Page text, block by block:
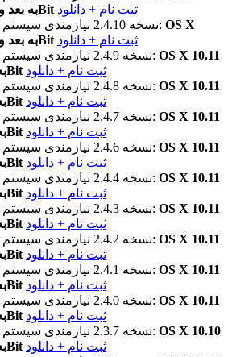
10.11 به بعد و پردازنده 64Bit ثبت نام + دانلود
نسخه 2.4.10نیازمندی سیستم: OS X
10.11 به بعد و پردازنده 64Bit ثبت نام + دانلود
نسخه 2.4.9نیازمندی سیستم: OS X 10.11
به بعد و پردازنده 64Bit ثبت نام + دانلود
نسخه 2.4.8نیازمندی سیستم: OS X 10.11
به بعد و پردازنده 64Bit ثبت نام + دانلود
نسخه 2.4.7نیازمندی سیستم: OS X 10.11
به بعد و پردازنده 64Bit ثبت نام + دانلود
نسخه 2.4.6نیازمندی سیستم: OS X 10.11
به بعد و پردازنده 64Bit ثبت نام + دانلود
نسخه 2.4.4نیازمندی سیستم: OS X 10.11
به بعد و پردازنده 64Bit ثبت نام + دانلود
نسخه 2.4.3نیازمندی سیستم: OS X 10.11
به بعد و پردازنده 64Bit ثبت نام + دانلود
نسخه 2.4.2نیازمندی سیستم: OS X 10.11
به بعد و پردازنده 64Bit ثبت نام + دانلود
نسخه 2.4.1نیازمندی سیستم: OS X 10.11
به بعد و پردازنده 64Bit ثبت نام + دانلود
نسخه 2.4.0نیازمندی سیستم: OS X 10.11
به بعد و پردازنده 64Bit ثبت نام + دانلود
نسخه 2.3.7نیازمندی سیستم: OS X 10.10
به بعد و پردازنده 64Bit ثبت نام + دانلود